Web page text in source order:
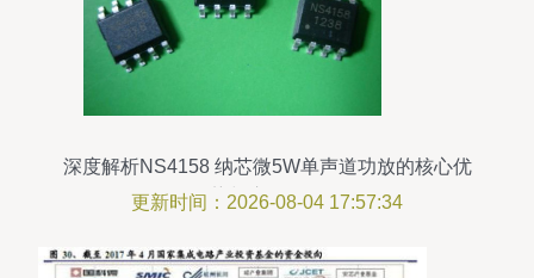
深度解析NS4158 纳芯微5W单声道功放的核心优
势与应用价值
更新时间：2026-08-04 17:57:34